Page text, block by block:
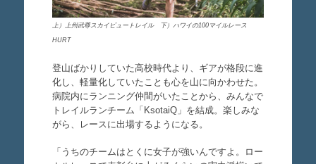
上）上州武尊スカイビュートレイル 下）ハワイの100マイルレース
HURT
登山ばかりしていた高校時代より、ギアが格段に進
化し、軽量化していたことも心を山に向かわせた。
病院内にランニング仲間がいたことから、みんなで
トレイルランチーム「KsotaiQ」を結成。楽しみな
がら、レースに出場するようになる。
「うちのチームはとくに女子が強いんですよ。ロー